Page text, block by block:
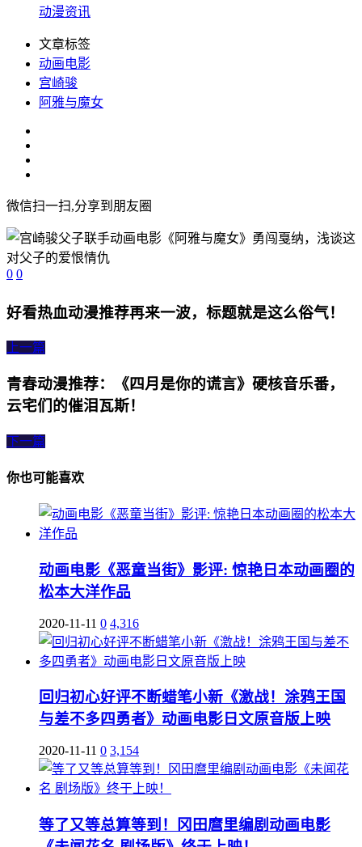
动漫资讯
文章标签
动画电影
宫崎骏
阿雅与魔女
微信扫一扫,分享到朋友圈
0 0
好看热血动漫推荐再来一波，标题就是这么俗气！
上一篇
青春动漫推荐：《四月是你的谎言》硬核音乐番，
云宅们的催泪瓦斯！
下一篇
你也可能喜欢
动画电影《恶童当街》影评: 惊艳日本动画圈的
松本大洋作品
2020-11-11 0 4,316
回归初心好评不断蜡笔小新《激战！涂鸦王国
与差不多四勇者》动画电影日文原音版上映
2020-11-11 0 3,154
等了又等总算等到！冈田麿里编剧动画电影